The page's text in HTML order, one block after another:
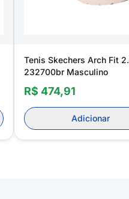
Tenis Skechers Arch Fit
232700br Masculino
R$ 474,91
Adicionar